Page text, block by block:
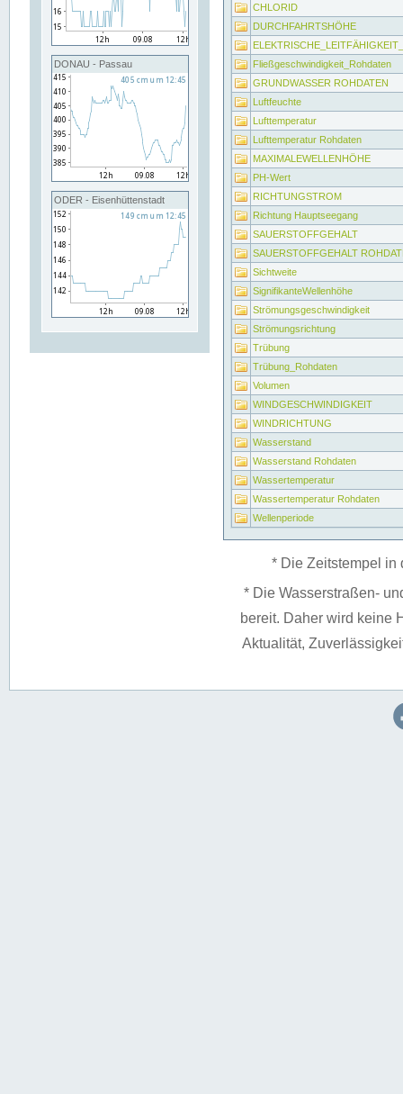
DONAU - Passau
ODER - Eisenhüttenstadt
CHLORID
DURCHFAHRTSHÖHE
Fließgeschwindigkeit_Rohdaten
GRUNDWASSER ROHDATEN
Luftfeuchte
Lufttemperatur
Lufttemperatur Rohdaten
MAXIMALEWELLENHÖHE
PH-Wert
RICHTUNGSTROM
Richtung Hauptseegang
SAUERSTOFFGEHALT
SAUERSTOFFGEHALT
Sichtweite
SignifikanteWellenhöhe
Strömungsgeschwindigkeit
Strömungsrichtung
Trübung
Trübung_Rohdaten
Volumen
WINDGESCHWINDIGKEIT
WINDRICHTUNG
Wasserstand
Wasserstand Rohdaten
Wassertemperatur
Wassertemperatur Rohdaten
Wellenperiode
* Die Zeitstempel in
* Die Wasserstraßen-
bereit. Daher wird keine
Aktualität,